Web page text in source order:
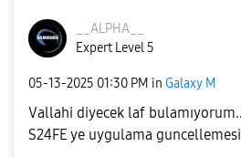
__ALPHA__
Expert Level 5
‎05-13-2025 01:30 PM in Galaxy M
Vallahi diyecek laf
S24FE ye uygulama